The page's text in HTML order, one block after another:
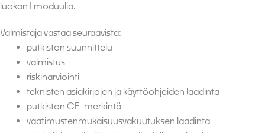
luokan I moduulia.
Valmistaja vastaa seuraavista:
putkiston suunnittelu
valmistus
riskinarviointi
teknisten asiakirjojen ja käyttöohjeiden laadinta
putkiston CE-merkintä
vaatimustenmukaisuusvakuutuksen laadinta